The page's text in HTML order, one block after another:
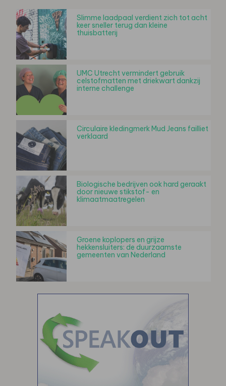
Slimme laadpaal verdient zich tot acht
keer sneller terug dan kleine
thuisbatterij
UMC Utrecht vermindert gebruik
celstofmatten met driekwart dankzij
interne challenge
Circulaire kledingmerk Mud Jeans failliet
verklaard
Biologische bedrijven ook hard geraakt
door nieuwe stikstof- en
klimaatmaatregelen
Groene koplopers en grijze
hekkensluiters: de duurzaamste
gemeenten van Nederland